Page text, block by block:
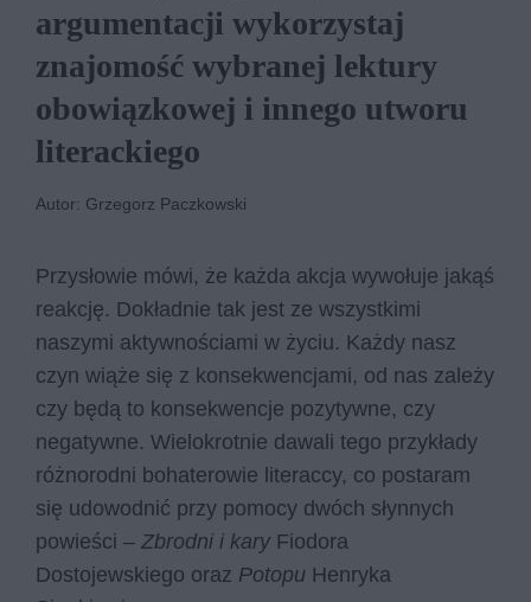
argumentacji wykorzystaj
znajomość wybranej lektury
obowiązkowej i innego utworu
literackiego
Autor: Grzegorz Paczkowski
Przysłowie mówi, że każda akcja wywołuje jakąś
reakcję. Dokładnie tak jest ze wszystkimi
naszymi aktywnościami w życiu. Każdy nasz
czyn wiąże się z konsekwencjami, od nas zależy
czy będą to konsekwencje pozytywne, czy
negatywne. Wielokrotnie dawali tego przykłady
różnorodni bohaterowie literaccy, co postaram
się udowodnić przy pomocy dwóch słynnych
powieści – Zbrodni i kary Fiodora
Dostojewskiego oraz Potopu Henryka